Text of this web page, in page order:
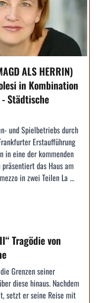
ALS HERRIN)
in Kombination
Städtische
und Spielbetriebs durch
Erstaufführung
in eine der kommenden
das Haus am
in zwei Teilen La ...
Tragödie von
Grenzen seiner
diese hinaus. Nachdem
setzt er seine Reise mit